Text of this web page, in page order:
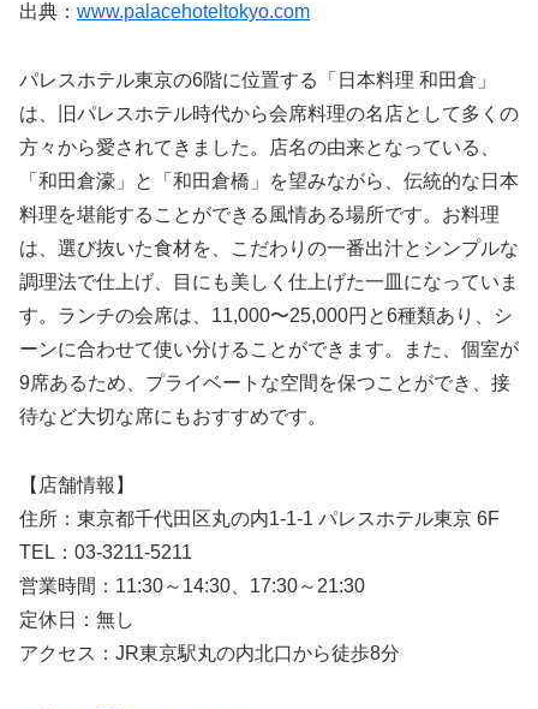
出典： www.palacehoteltokyo.com
パレスホテル東京の6階に位置する「日本料理 和田倉」
は、旧パレスホテル時代から会席料理の名店として多くの
方々から愛されてきました。店名の由来となっている、
「和田倉濠」と「和田倉橋」を望みながら、伝統的な日本
料理を堪能することができる風情ある場所です。お料理
は、選び抜いた食材を、こだわりの一番出汁とシンプルな
調理法で仕上げ、目にも美しく仕上げた一皿になっていま
す。ランチの会席は、11,000〜25,000円と6種類あり、シ
ーンに合わせて使い分けることができます。また、個室が
9席あるため、プライベートな空間を保つことができ、接
待など大切な席にもおすすめです。
【店舗情報】
住所：東京都千代田区丸の内1-1-1 パレスホテル東京 6F
TEL：03-3211-5211
営業時間：11:30～14:30、17:30～21:30
定休日：無し
アクセス：JR東京駅丸の内北口から徒歩8分